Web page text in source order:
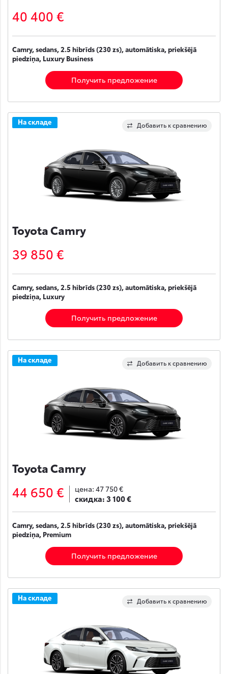
40 400 €
Camry, sedans, 2.5 hibrīds (230 zs), automātiska, priekšējā
piedziņa, Luxury Business
Получить предложение
Добавить к сравнению
На складе
Toyota Camry
39 850 €
Camry, sedans, 2.5 hibrīds (230 zs), automātiska, priekšējā
piedziņa, Luxury
Получить предложение
Добавить к сравнению
На складе
Toyota Camry
44 650 € цена: 47 750 €
скидка:3 100 €
Camry, sedans, 2.5 hibrīds (230 zs), automātiska, priekšējā
piedziņa, Premium
Получить предложение
Добавить к сравнению
На складе